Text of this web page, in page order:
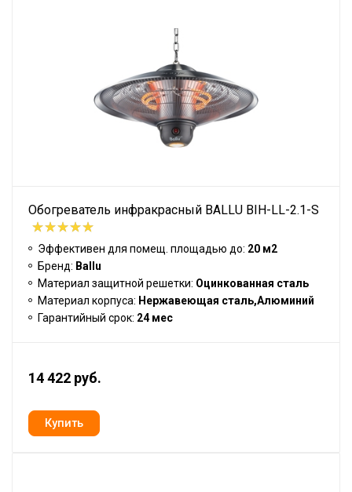
Обогреватель инфракрасный BALLU BIH-LL-2.1-S
Эффективен для помещ. площадью до: 20 м2
Бренд: Ballu
Материал защитной решетки: Оцинкованная сталь
Материал корпуса: Нержавеющая сталь,Алюминий
Гарантийный срок: 24 мес
14 422 руб.